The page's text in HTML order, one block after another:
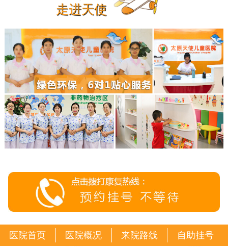
走进天使
医院首页 医院概况 来院路线 自助挂号